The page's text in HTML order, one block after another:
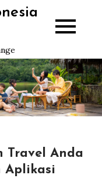
Travel Anda
Aplikasi